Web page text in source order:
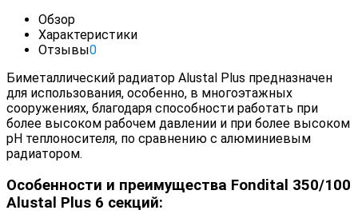
Обзор
Характеристики
Отзывы0
Биметаллический радиатор Alustal Plus предназначен
для использования, особенно, в многоэтажных
сооружениях, благодаря способности работать при
более высоком рабочем давлении и при более высоком
pH теплоносителя, по сравнению с алюминиевым
радиатором.
Особенности и преимущества Fondital 350/100
Alustal Plus 6 секций: